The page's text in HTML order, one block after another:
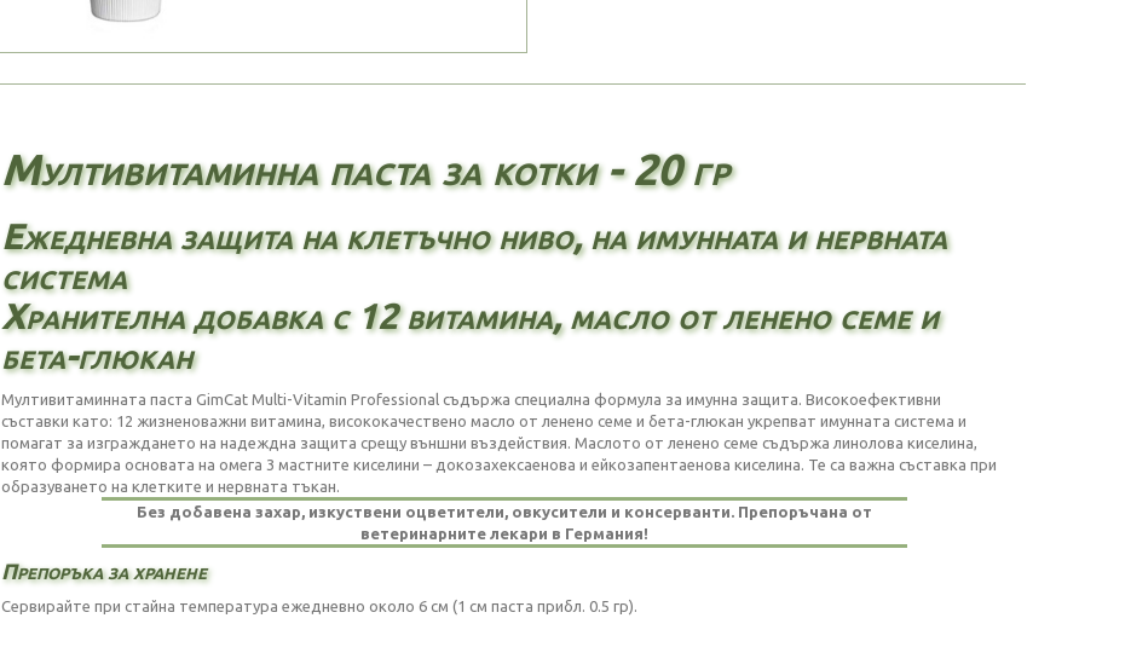
Мултивитаминна паста за котки - 20 гр
Ежедневна защита на клетъчно ниво, на имунната и нервната
система
Хранителна добавка с 12 витамина, масло от ленено семе и
бета-глюкан
Мултивитаминната паста GimCat Multi-Vitamin Professional съдържа специална формула за имунна защита. Високоефективни
съставки като: 12 жизненоважни витамина, висококачествено масло от ленено семе и бета-глюкан укрепват имунната система и
помагат за изграждането на надеждна защита срещу външни въздействия. Маслото от ленено семе съдържа линолова киселина,
която формира основата на омега 3 мастните киселини – докозахексаенова и ейкозапентаенова киселина. Те са важна съставка при
образуването на клетките и нервната тъкан.
Без добавена захар, изкуствени оцветители, овкусители и консерванти. Препоръчана от
ветеринарните лекари в Германия!
Препоръка за хранене
Сервирайте при стайна температура ежедневно около 6 см (1 см паста прибл. 0.5 гр).